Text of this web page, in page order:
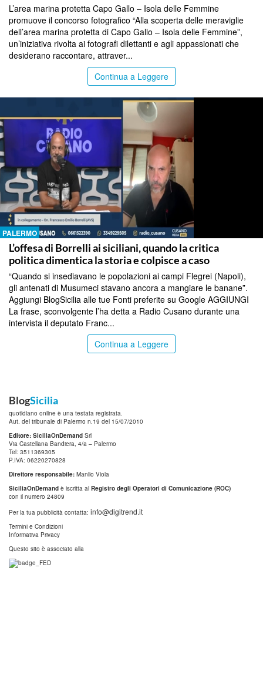
L’area marina protetta Capo Gallo – Isola delle Femmine
promuove il concorso fotografico “Alla scoperta delle meraviglie
dell’area marina protetta di Capo Gallo – Isola delle Femmine”,
un’iniziativa rivolta ai fotografi dilettanti e agli appassionati che
desiderano raccontare, attraver...
Continua a Leggere
PALERMO
L’offesa di Borrelli ai siciliani, quando la critica
politica dimentica la storia e colpisce a caso
“Quando si insediavano le popolazioni ai campi Flegrei (Napoli),
gli antenati di Musumeci stavano ancora a mangiare le banane”.
Aggiungi BlogSicilia alle tue Fonti preferite su Google AGGIUNGI
La frase, sconvolgente l’ha detta a Radio Cusano durante una
intervista il deputato Franc...
Continua a Leggere
BlogSicilia
quotidiano online è una testata registrata.
Aut. del tribunale di Palermo n.19 del 15/07/2010
Editore: SiciliaOnDemand Srl
Via Castellana Bandiera, 4/a – Palermo
Tel: 3511369305
P.IVA: 06220270828
Direttore responsabile: Manlio Viola
SiciliaOnDemand è iscritta al Registro degli Operatori di Comunicazione (ROC)
con il numero 24809
Per la tua pubblicità contatta: info@digitrend.it
Termini e Condizioni
Informativa Privacy
Questo sito è associato alla